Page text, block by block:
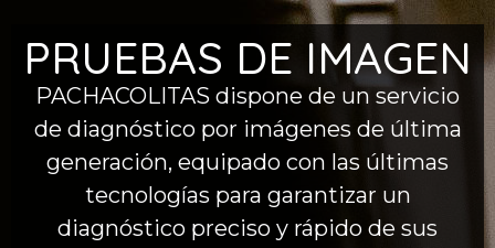
PRUEBAS DE IMAGEN
PACHACOLITAS dispone de un servicio
de diagnóstico por imágenes de última
generación, equipado con las últimas
tecnologías para garantizar un
diagnóstico preciso y rápido de sus